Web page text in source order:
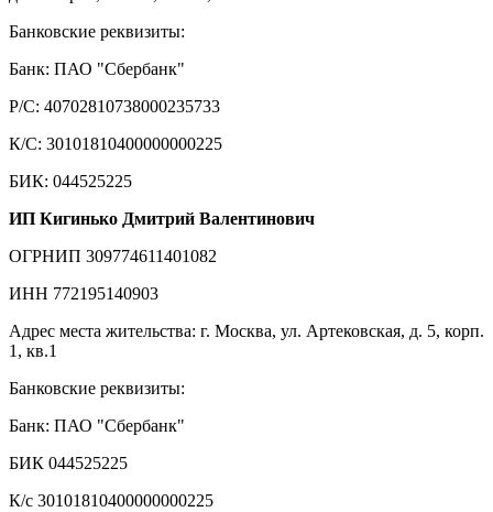
Банковские реквизиты:
Банк: ПАО "Сбербанк"
Р/С: 40702810738000235733
К/С: 30101810400000000225
БИК: 044525225
ИП Кигинько Дмитрий Валентинович
ОГРНИП 309774611401082
ИНН 772195140903
Адрес места жительства: г. Москва, ул. Артековская, д. 5, корп.
1, кв.1
Банковские реквизиты:
Банк: ПАО "Сбербанк"
БИК 044525225
К/с 30101810400000000225